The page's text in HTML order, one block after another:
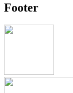
Footer